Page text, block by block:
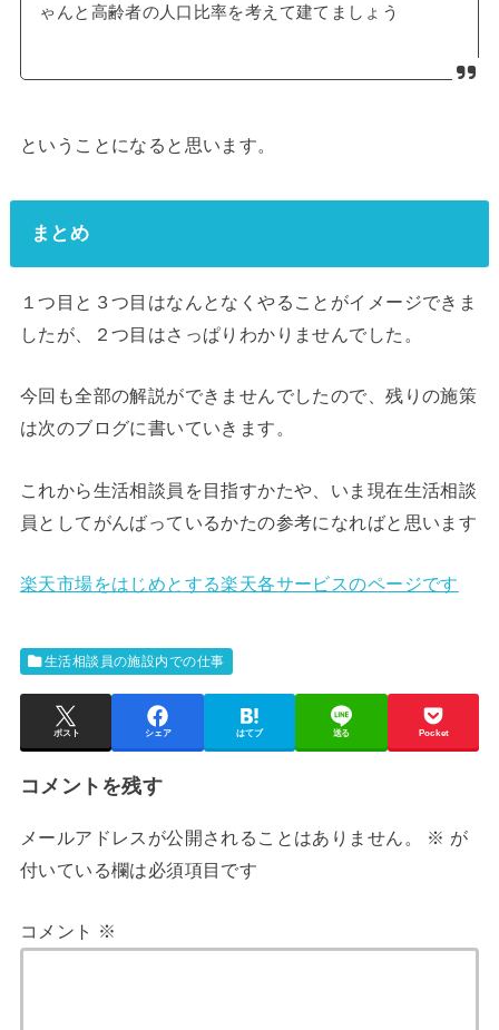
ゃんと高齢者の人口比率を考えて建てましょう
ということになると思います。
まとめ
１つ目と３つ目はなんとなくやることがイメージできま
したが、２つ目はさっぱりわかりませんでした。
今回も全部の解説ができませんでしたので、残りの施策
は次のブログに書いていきます。
これから生活相談員を目指すかたや、いま現在生活相談
員としてがんばっているかたの参考になればと思います
楽天市場をはじめとする楽天各サービスのページです
生活相談員の施設内での仕事
ポスト シェア はてブ 送る Pocket
コメントを残す
メールアドレスが公開されることはありません。 ※ が
付いている欄は必須項目です
コメント ※